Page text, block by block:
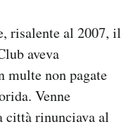
risalente al 2007, il
aveva
non pagate
Venne
città rinunciava al